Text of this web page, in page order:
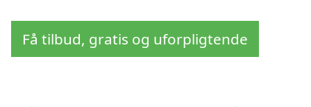
Få tilbud, gratis og uforpligtende